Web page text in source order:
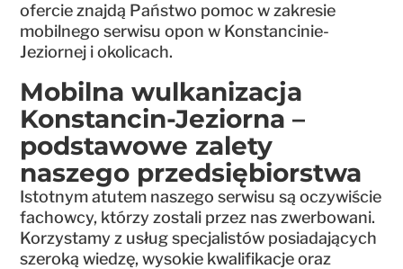
ofercie znajdą Państwo pomoc w zakresie
mobilnego serwisu opon w Konstancinie-
Jeziornej i okolicach.
Mobilna wulkanizacja
Konstancin-Jeziorna –
podstawowe zalety
naszego przedsiębiorstwa
Istotnym atutem naszego serwisu są oczywiście
fachowcy, którzy zostali przez nas zwerbowani.
Korzystamy z usług specjalistów posiadających
szeroką wiedzę, wysokie kwalifikacje oraz